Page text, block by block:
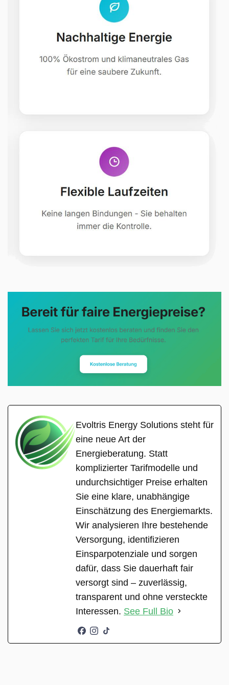
Evoltris Energy Solutions steht für
eine neue Art der
Energieberatung. Statt
komplizierter Tarifmodelle und
undurchsichtiger Preise erhalten
Sie eine klare, unabhängige
Einschätzung des Energiemarkts.
Wir analysieren Ihre bestehende
Versorgung, identifizieren
Einsparpotenziale und sorgen
dafür, dass Sie dauerhaft fair
versorgt sind – zuverlässig,
transparent und ohne versteckte
Interessen. See Full Bio